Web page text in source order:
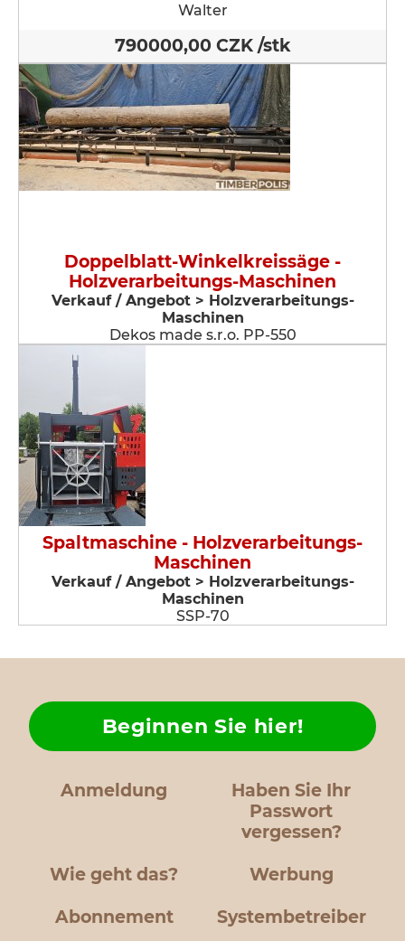
Walter
790000,00 CZK /stk
Doppelblatt-Winkelkreissäge -
Holzverarbeitungs-Maschinen
Verkauf / Angebot > Holzverarbeitungs-
Maschinen
Dekos made s.r.o. PP-550
Spaltmaschine - Holzverarbeitungs-
Maschinen
Verkauf / Angebot > Holzverarbeitungs-
Maschinen
SSP-70
Anmeldung
Haben Sie Ihr
Passwort
vergessen?
Wie geht das?
Beginnen Sie hier!
Werbung
Abonnement Systembetreiber